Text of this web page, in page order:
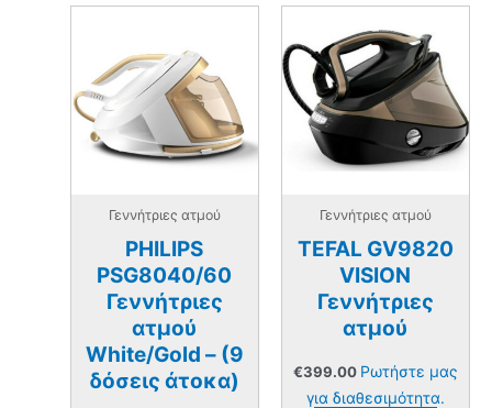
Γεννήτριες ατμού
PHILIPS
PSG8040/60
Γεννήτριες
ατμού
White/Gold – (9
δόσεις άτοκα)
Γεννήτριες ατμού
TEFAL GV9820
VISION
Γεννήτριες
ατμού
€399.00 Ρωτήστε μας
για διαθεσιμότητα.